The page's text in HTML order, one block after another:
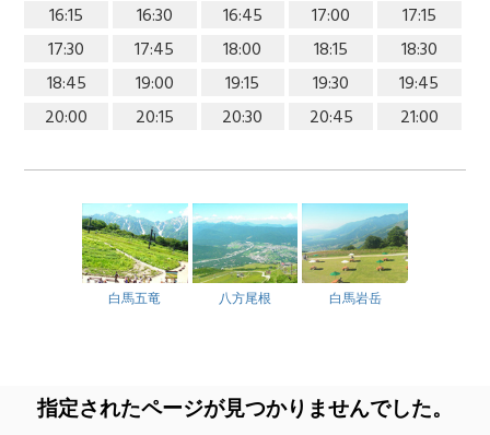
16:15
16:30 16:45 17:00
17:15
17:30
17:45 18:00 18:15
18:30
18:45
19:00 19:15 19:30
19:45
20:00
20:15 20:30 20:45 21:00
白馬五竜 八方尾根 白馬岩岳